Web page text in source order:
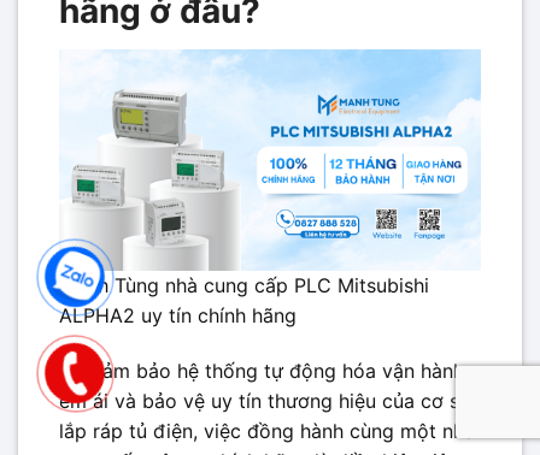
hãng ở đâu?
Mạnh Tùng nhà cung cấp PLC Mitsubishi
ALPHA2 uy tín chính hãng
Để đảm bảo hệ thống tự động hóa vận hành
êm ái và bảo vệ uy tín thương hiệu của cơ sở
lắp ráp tủ điện, việc đồng hành cùng một nhà